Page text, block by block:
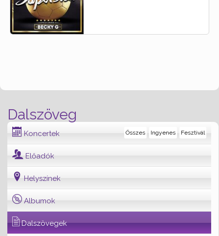
Dalszöveg
Koncertek Fesztivál
Ingyenes
Összes
Előadók
Helyszínek
Albumok
Dalszövegek